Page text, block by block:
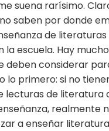
suena rarísimo.
saben por donde
de literaturas
la escuela. Hay
deben considerar
lo primero: si no
lecturas de literatura
realmente
a enseñar